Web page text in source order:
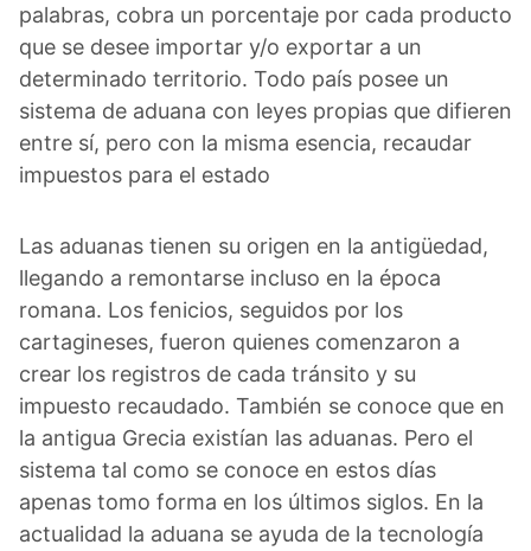
palabras, cobra un porcentaje por cada producto
que se desee importar y/o exportar a un
determinado territorio. Todo país posee un
sistema de aduana con leyes propias que difieren
entre sí, pero con la misma esencia, recaudar
impuestos para el estado
Las aduanas tienen su origen en la antigüedad,
llegando a remontarse incluso en la época
romana. Los fenicios, seguidos por los
cartagineses, fueron quienes comenzaron a
crear los registros de cada tránsito y su
impuesto recaudado. También se conoce que en
la antigua Grecia existían las aduanas. Pero el
sistema tal como se conoce en estos días
apenas tomo forma en los últimos siglos. En la
actualidad la aduana se ayuda de la tecnología